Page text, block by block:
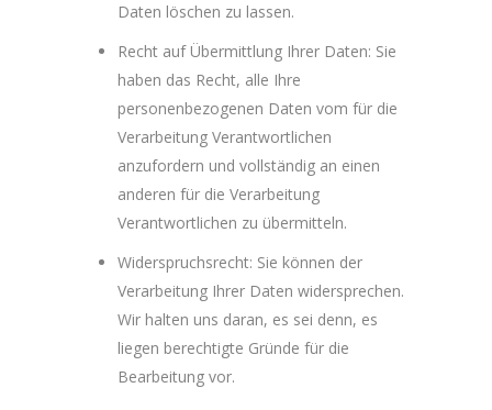
Daten löschen zu lassen.
Recht auf Übermittlung Ihrer Daten: Sie
haben das Recht, alle Ihre
personenbezogenen Daten vom für die
Verarbeitung Verantwortlichen
anzufordern und vollständig an einen
anderen für die Verarbeitung
Verantwortlichen zu übermitteln.
Widerspruchsrecht: Sie können der
Verarbeitung Ihrer Daten widersprechen.
Wir halten uns daran, es sei denn, es
liegen berechtigte Gründe für die
Bearbeitung vor.